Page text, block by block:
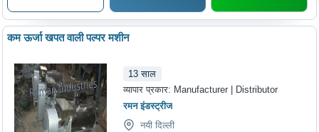
कम ऊर्जा खपत वाली पल्पर मशीन
13 साल
व्यापार प्रकार: Manufacturer | Distributor
रमन इंडस्ट्रीज
नयी दिल्ली